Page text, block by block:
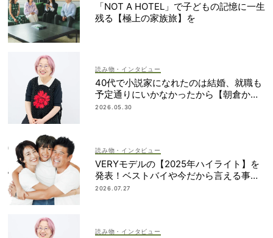
「NOT A HOTEL」で子どもの記憶に一生
残る【極上の家族旅】を
読み物・インタビュー
40代で小説家になれたのは結婚、就職も
予定通りにいかなかったから【朝倉かす
みさん】
2026.05.30
読み物・インタビュー
VERYモデルの【2025年ハイライト】を
発表！ベストバイや今だから言える事件
簿も大公開
2026.07.27
読み物・インタビュー